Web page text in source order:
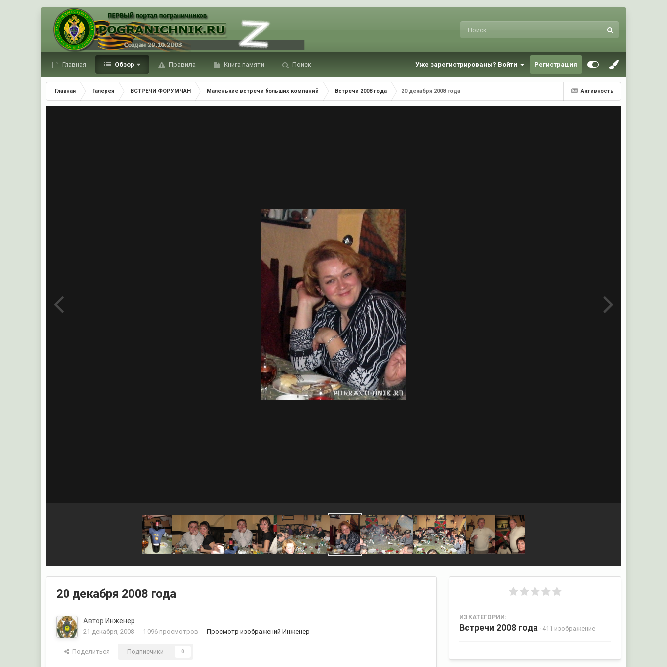
Главная Обзор Правила Книга памяти Поиск Уже зарегистрированы? Войти Регистрация
Активность
Главная Галерея ВСТРЕЧИ ФОРУМЧАН Маленькие встречи больших компаний Встречи 2008 года 20 декабря 2008 года
20 декабря 2008 года
Автор Инженер
21 декабря, 2008 1 096 просмотров Просмотр изображений Инженер
Поделиться Подписчики 0
ИЗ КАТЕГОРИИ:
Встречи 2008 года · 411 изображение